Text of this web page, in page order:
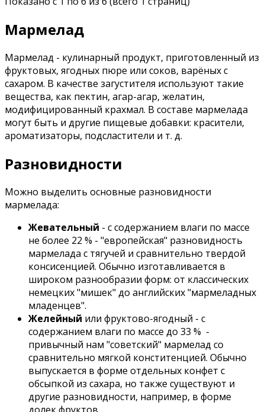
Мармелад
Мармелад - кулинарный продукт, приготовленный из
фруктовых, ягодных пюре или соков, варёных с
сахаром. В качестве загустителя используют такие
вещества, как пектин, агар-агар, желатин,
модифицированный крахмал. В составе мармелада
могут быть и другие пищевые добавки: красители,
ароматизаторы, подсластители и т. д.
Разновидности
Можно выделить основные разновидности
мармелада:
Жевательный - с содержанием влаги по массе
не более 22 % - "европейская" разновидность
мармелада с тягучей и сравнительно твердой
консисенцией. Обычно изготавливается в
широком разнообразии форм: от классических
немецких "мишек" до английских "мармеладных
младенцев".
Желейный или фруктово-ягодный - с
содержанием влаги по массе до 33 % -
привычный нам "советский" мармелад со
сравнительно мягкой конститенцией. Обычно
выпускается в форме отдельных конфет с
обсыпкой из сахара, но также существуют и
другие разновидности, например, в форме